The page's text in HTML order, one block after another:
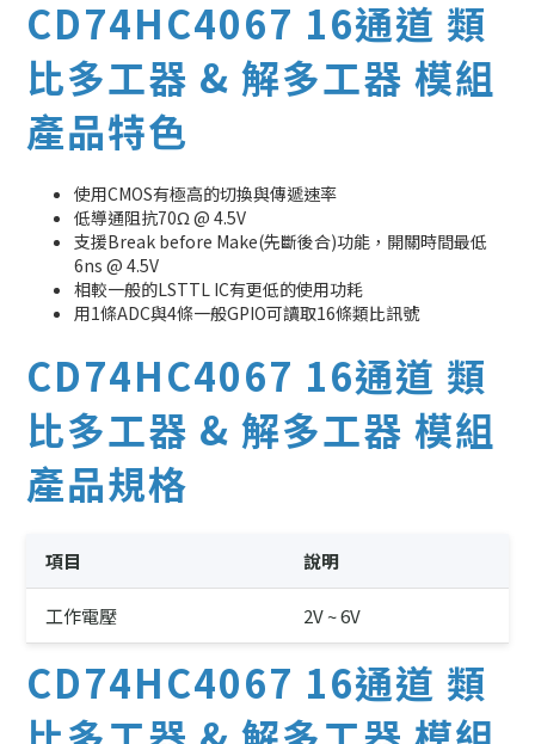
CD74HC4067 16通道 類
比多工器 & 解多工器 模組
產品特色
使用CMOS有極高的切換與傳遞速率
低導通阻抗70Ω @ 4.5V
支援Break before Make(先斷後合)功能，開關時間最低
6ns @ 4.5V
相較一般的LSTTL IC有更低的使用功耗
用1條ADC與4條一般GPIO可讀取16條類比訊號
CD74HC4067 16通道 類
比多工器 & 解多工器 模組
產品規格
項目 說明
工作電壓 2V ~ 6V
CD74HC4067 16通道 類